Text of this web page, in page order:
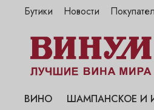
Бутики
"Винум" на Полянке
"Винум" на Гранатном
"Винум" на Сухаревском
"Винум" на
Новости
ВИНО ШАМПАНСКОЕ И